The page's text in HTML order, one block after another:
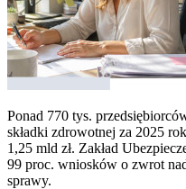
Ponad 770 tys.
składki zdrowotnej za 2025
1,25 mld zł. Zakład
99 proc. wniosków o zwrot
sprawy.